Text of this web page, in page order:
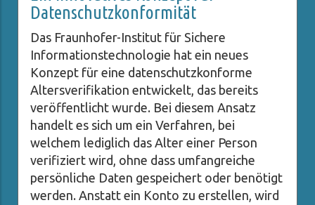
Datenschutzkonformität
Das Fraunhofer-Institut für Sichere
Informationstechnologie hat ein neues
Konzept für eine datenschutzkonforme
Altersverifikation entwickelt, das bereits
veröffentlicht wurde. Bei diesem Ansatz
handelt es sich um ein Verfahren, bei
welchem lediglich das Alter einer Person
verifiziert wird, ohne dass umfangreiche
persönliche Daten gespeichert oder benötigt
werden. Anstatt ein Konto zu erstellen, wird